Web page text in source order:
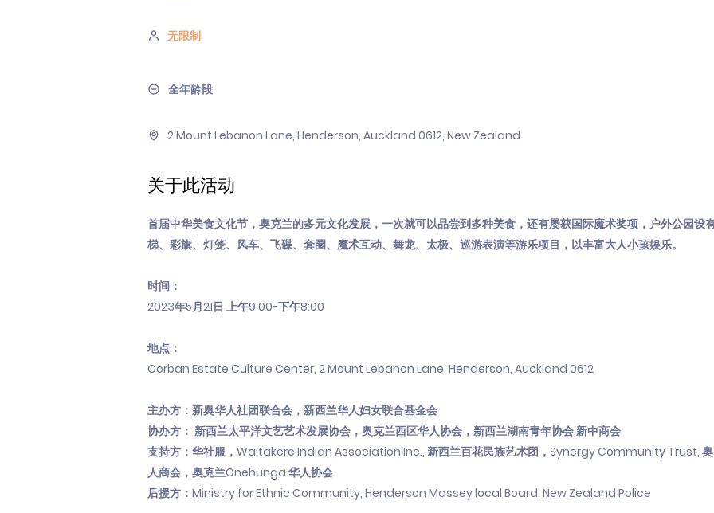
无限制
全年龄段
2 Mount Lebanon Lane, Henderson, Auckland 0612, New Zealand
关于此活动
首届中华美食文化节，奥克兰的多元文化发展，一次就可以品尝到多种美食，还有屡获国际魔术奖项，户外公园设
梯、彩旗、灯笼、风车、飞碟、套圈、魔术互动、舞龙、太极、巡游表演等游乐项目，以丰富大人小孩娱乐。
时间：
2023年5月21日 上午9:00-下午8:00
地点：
Corban Estate Culture Center, 2 Mount Lebanon Lane, Henderson, Auckland 0612
主办方：新奥华人社团联合会，新西兰华人妇女联合基金会
协办方： 新西兰太平洋文艺艺术发展协会，奥克兰西区华人协会，新西兰湖南青年协会,新中商会
支持方：华社服，Waitakere Indian Association Inc., 新西兰百花民族艺术团，Synergy Community Trust,
人商会，奥克兰Onehunga 华人协会
后援方：Ministry for Ethnic Community, Henderson Massey local Board, New Zealand Police